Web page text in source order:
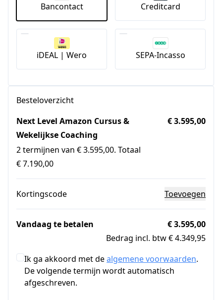
Bancontact Creditcard
iDEAL | Wero SEPA-Incasso
Besteloverzicht
Next Level Amazon Cursus &
Wekelijkse Coaching
2 termijnen van € 3.595,00. Totaal
€ 7.190,00
€ 3.595,00
Kortingscode Toevoegen
Vandaag te betalen
€ 3.595,00
Bedrag incl. btw € 4.349,95
Ik ga akkoord met dealgemene voorwaarden.
De volgende termijn wordt automatisch
afgeschreven.